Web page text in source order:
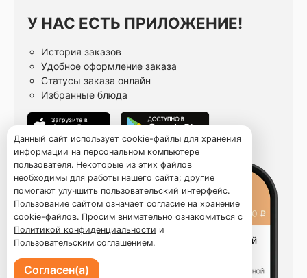
У НАС ЕСТЬ ПРИЛОЖЕНИЕ!
История заказов
Удобное оформление заказа
Статусы заказа онлайн
Избранные блюда
Данный сайт использует cookie-файлы для хранения
информации на персональном компьютере
пользователя. Некоторые из этих файлов
необходимы для работы нашего сайта; другие
помогают улучшить пользовательский интерфейс.
Пользование сайтом означает согласие на хранение
cookie-файлов. Просим внимательно ознакомиться с
Политикой конфиденциальности и
Пользовательским соглашением.
Согласен(а)